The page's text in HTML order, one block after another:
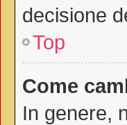
decisione
Top
Come
In genere,